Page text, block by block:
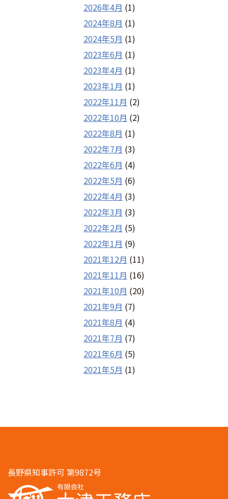
2026年4月 (1)
2024年8月 (1)
2024年5月 (1)
2023年6月 (1)
2023年4月 (1)
2023年1月 (1)
2022年11月 (2)
2022年10月 (2)
2022年8月 (1)
2022年7月 (3)
2022年6月 (4)
2022年5月 (6)
2022年4月 (3)
2022年3月 (3)
2022年2月 (5)
2022年1月 (9)
2021年12月 (11)
2021年11月 (16)
2021年10月 (20)
2021年9月 (7)
2021年8月 (4)
2021年7月 (7)
2021年6月 (5)
2021年5月 (1)
長野県知事許可 第9872号